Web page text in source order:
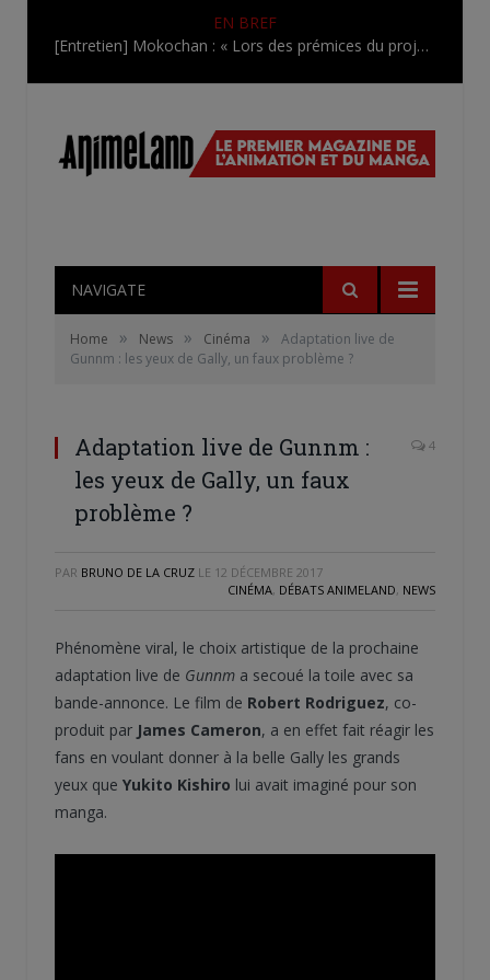
EN BREF
[Entretien] Mokochan : « Lors des prémices du projet, il était déjà demandé de suivre au mieux le manga originel.»
NAVIGATE
Home » News » Cinéma »
Adaptation live de
Gunnm : les yeux de Gally, un faux problème ?
Adaptation live de Gunnm :
les yeux de Gally, un faux
problème ?
4
PAR BRUNO DE LA CRUZ LE 12 DÉCEMBRE 2017
CINÉMA, DÉBATS ANIMELAND, NEWS
Phénomène viral, le choix artistique de la prochaine
adaptation live de Gunnm a secoué la toile avec sa
bande-annonce. Le film de Robert Rodriguez, co-
produit par James Cameron, a en effet fait réagir les
fans en voulant donner à la belle Gally les grands
yeux que Yukito Kishiro lui avait imaginé pour son
manga.